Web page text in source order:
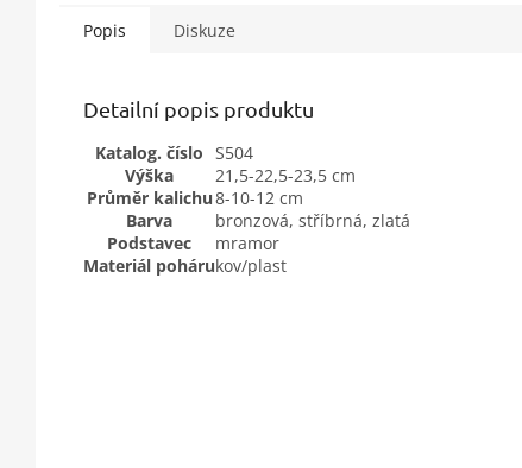
Popis Diskuze
Detailní popis produktu
Katalog. číslo S504
Výška
21,5-22,5-23,5 cm
Průměr kalichu8-10-12 cm
Barva
bronzová, stříbrná, zlatá
Podstavec
mramor
Materiál pohárukov/plast